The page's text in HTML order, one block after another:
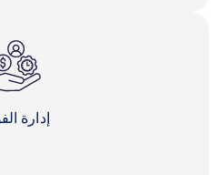
إدارة